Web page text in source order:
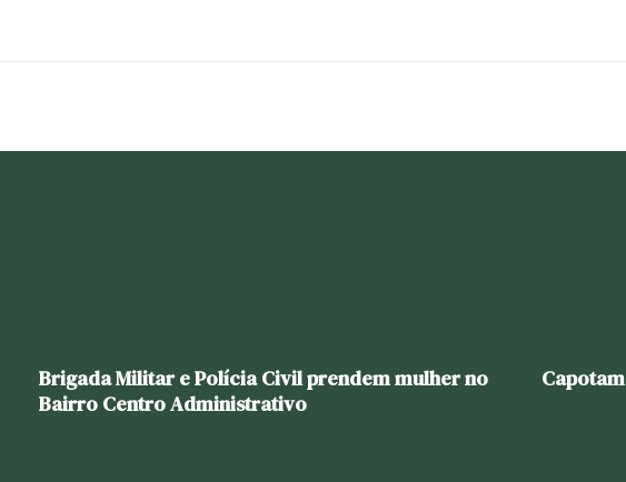
Brigada Militar e Polícia Civil prendem mulher no
Bairro Centro Administrativo